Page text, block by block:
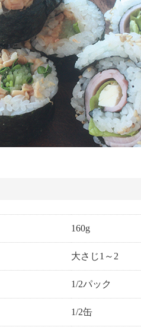
160g
大さじ1～2
1/2パック
1/2缶